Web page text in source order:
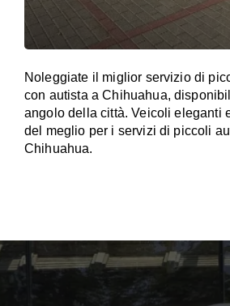
Noleggiate il miglior servizio di
con autista a Chihuahua,
angolo della città. Veicoli eleganti
del meglio per i servizi di piccoli
Chihuahua.